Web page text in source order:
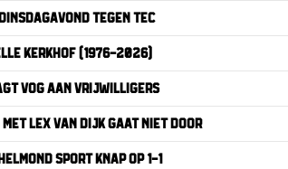
TEGEN TEC
KERKHOF (1976-2026)
VOG AAN VRIJWILLIGERS
MET LEX VAN DIJK GAAT NIET DOOR
SPORT KNAP OP 1-1